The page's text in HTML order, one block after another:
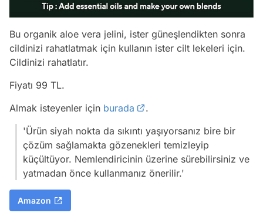
Bu organik aloe vera jelini, ister güneşlendikten sonra
cildinizi rahatlatmak için kullanın ister cilt lekeleri için.
Cildinizi rahatlatır.
Fiyatı 99 TL.
Almak isteyenler için burada
.
'Ürün siyah nokta da sıkıntı yaşıyorsanız bire bir
çözüm sağlamakta gözenekleri temizleyip
küçültüyor. Nemlendiricinin üzerine sürebilirsiniz ve
yatmadan önce kullanmanız önerilir.'
Amazon